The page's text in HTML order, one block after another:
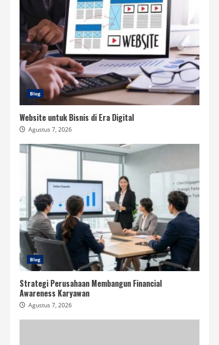
Blog
Website untuk Bisnis di Era Digital
Agustus 7, 2026
Blog
Strategi Perusahaan Membangun Financial
Awareness Karyawan
Agustus 7, 2026